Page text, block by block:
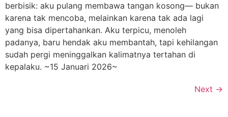
berbisik: aku pulang membawa tangan kosong— bukan
karena tak mencoba, melainkan karena tak ada lagi
yang bisa dipertahankan. Aku terpicu, menoleh
padanya, baru hendak aku membantah, tapi kehilangan
sudah pergi meninggalkan kalimatnya tertahan di
kepalaku. ~15 Januari 2026~
Next →